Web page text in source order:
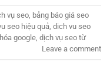
vụ seo, bảng báo giá seo
seo hiệu quả, dich vu seo
google, dịch vụ seo từ
Leave a comment